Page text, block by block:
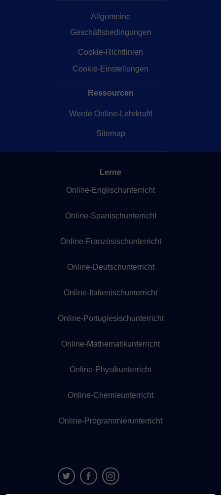
Allgemeine
Geschäftsbedingungen
Cookie-Richtlinien
Cookie-Einstellungen
Ressourcen
Werde Online-Lehrkraft!
Sitemap
Lerne
Online-Englischunterricht
Online-Spanischunterricht
Online-Französischunterricht
Online-Deutschunterricht
Online-Italienischunterricht
Online-Portugiesischunterricht
Online-Mathematikunterricht
Online-Physikunterricht
Online-Chemieunterricht
Online-Programmierunterricht